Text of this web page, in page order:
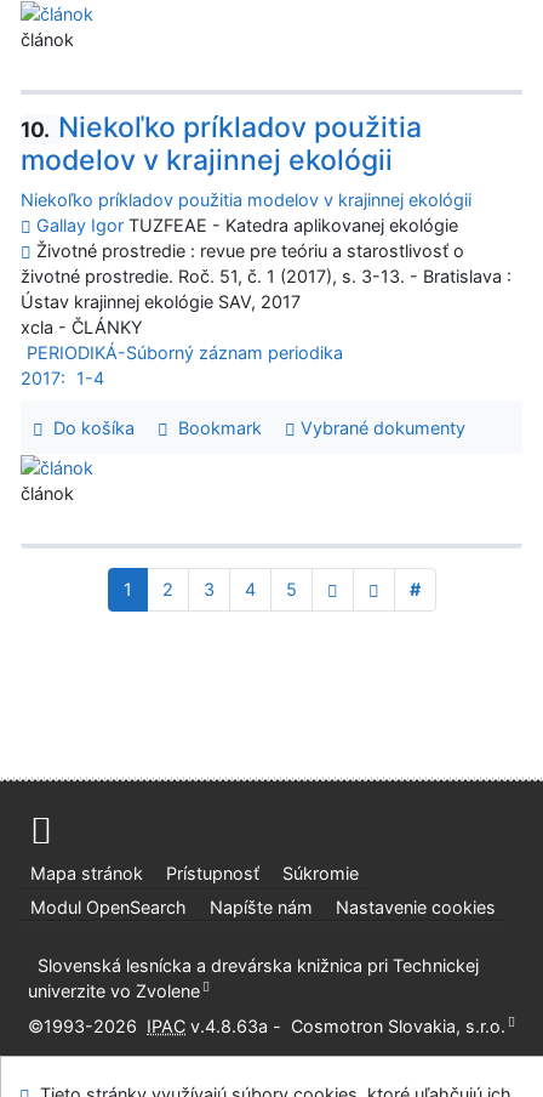
článok
10. Niekoľko príkladov použitia
modelov v krajinnej ekológii
Niekoľko príkladov použitia modelov v krajinnej ekológii
Gallay Igor TUZFEAE - Katedra aplikovanej ekológie
Životné prostredie : revue pre teóriu a starostlivosť o
životné prostredie. Roč. 51, č. 1 (2017), s. 3-13. - Bratislava :
Ústav krajinnej ekológie SAV, 2017
xcla - ČLÁNKY
PERIODIKÁ-Súborný záznam periodika
2017:
1-4
Do košíka Bookmark Vybrané dokumenty
článok
1 2 3 4 5 #
Mapa stránok Prístupnosť
Súkromie
Modul OpenSearch
Napíšte nám Nastavenie cookies
Slovenská lesnícka a drevárska knižnica pri Technickej
univerzite vo Zvolene
©1993-2026 IPAC v.4.8.63a - Cosmotron Slovakia, s.r.o.